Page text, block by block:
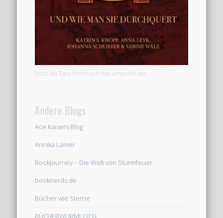
Jetzt als Taschenbuch bei amazon.de
Andere Blogs
Ace Kaisers Blog
Annika Lamer
Bookjourney – Die Welt von Sturmfeuer
booknerds.de
Bücher wie Sterne
BÜCHERWURMLOCH